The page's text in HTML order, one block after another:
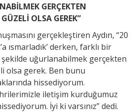
GERÇEKTEN
OLSA GEREK”
gerçekleştiren Aydın, “20
ısmarladık’ derken, farklı bir
uğurlanabilmek gerçekten
olsa gerek. Ben bunu
hissediyorum.
iletişim kurduğumuz
İyi ki varsınız” dedi.